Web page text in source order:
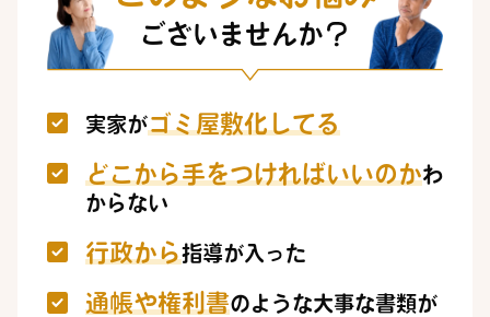
ございませんか？
実家がゴミ屋敷化してる
どこから手をつければいいのかわ
からない
行政から指導が入った
通帳や権利書のような大事な書類が